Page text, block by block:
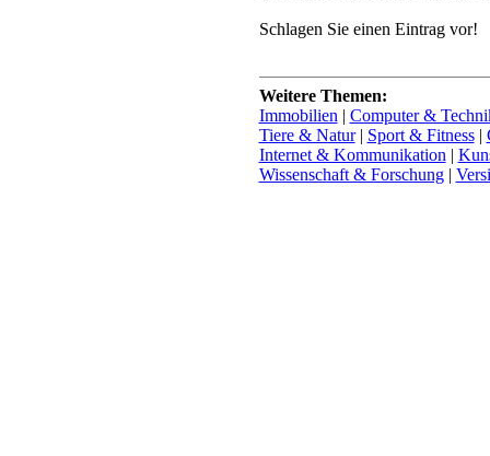
Schlagen Sie einen Eintrag vor!
Weitere Themen:
Immobilien | Computer &
Tiere & Natur| Sport & Fitness|
Internet & Kommunikation |
Wissenschaft & Forschung|